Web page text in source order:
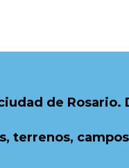
de
terrenos,